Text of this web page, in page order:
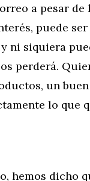
a pesar
puede
ni siquiera
perderá.
un
lo que
hemos dicho